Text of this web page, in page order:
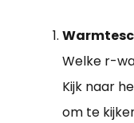
Welke r-
Kijk naar
om te